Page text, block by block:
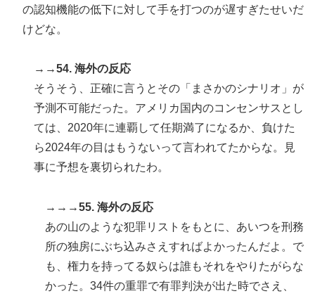
の認知機能の低下に対して手を打つのが遅すぎたせいだ
けどな。
→→54. 海外の反応
そうそう、正確に言うとその「まさかのシナリオ」が
予測不可能だった。アメリカ国内のコンセンサスとし
ては、2020年に連覇して任期満了になるか、負けた
ら2024年の目はもうないって言われてたからな。見
事に予想を裏切られたわ。
→→→55. 海外の反応
あの山のような犯罪リストをもとに、あいつを刑務
所の独房にぶち込みさえすればよかったんだよ。で
も、権力を持ってる奴らは誰もそれをやりたがらな
かった。34件の重罪で有罪判決が出た時でさえ、